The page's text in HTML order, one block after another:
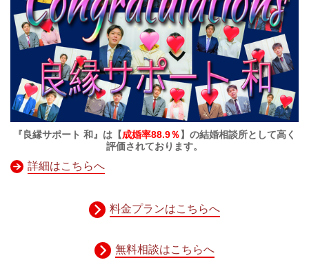
『良縁サポート 和』は【成婚率88.9％】の結婚相談所として高く
評価されております。
詳細はこちらへ
料金プランはこちらへ
無料相談はこちらへ